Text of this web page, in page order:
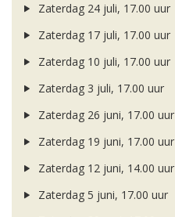
Zaterdag 24 juli, 17.00 uur
Zaterdag 17 juli, 17.00 uur
Zaterdag 10 juli, 17.00 uur
Zaterdag 3 juli, 17.00 uur
Zaterdag 26 juni, 17.00 uur
Zaterdag 19 juni, 17.00 uur
Zaterdag 12 juni, 14.00 uur
Zaterdag 5 juni, 17.00 uur